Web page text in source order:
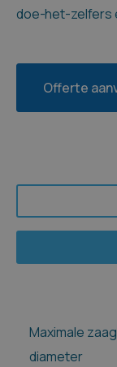
doe-het-zelfers
Offerte
Maximale
diameter